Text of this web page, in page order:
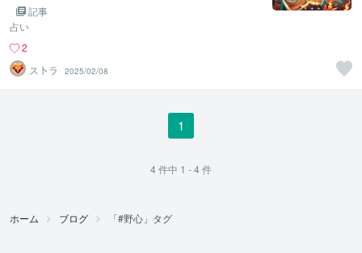
記事
占い
2
ス卜ラ
2025/02/08
1
4件中 1 - 4件
ホーム ブログ 「#野心」タグ